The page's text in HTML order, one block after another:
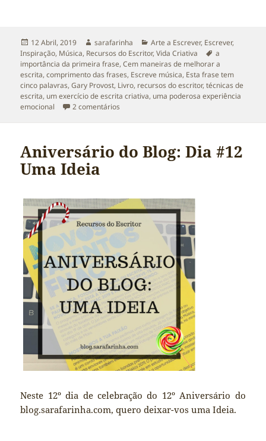
Publicado
a
12 Abril, 2019 Autor
sarafarinha Categorias
Arte a Escrever, Escrever,
Inspiração, Música, Recursos do Escritor,Vida Criativa Etiquetas
a
importância da primeira frase,Cem maneiras de melhorar a
escrita,comprimento das frases, Escreve música, Esta frase tem
cinco palavras,Gary Provost, Livro, recursos do escritor,técnicas de
escrita, um exercício de escrita criativa, uma poderosa experiência
emocional
2 comentários
Aniversário do Blog: Dia #12
Uma Ideia
Neste 12º dia de celebração do 12º Aniversário do
blog.sarafarinha.com, quero deixar-vos uma Ideia.